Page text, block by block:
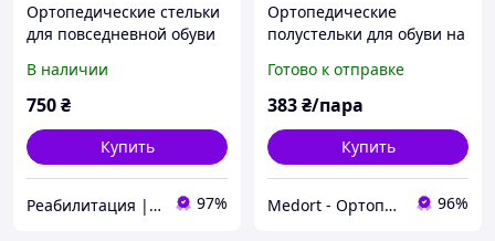
Ортопедические стельки
для повседневной обуви
В наличии
750₴
Купить
Реабилитация | Ортопедия | Товары для здоровья 97%
Ортопедические
полустельки для обуви на
Готово к отправке
383₴/пара
Купить
Medort - Ортопедическая продукция, товары для здоровья 96%